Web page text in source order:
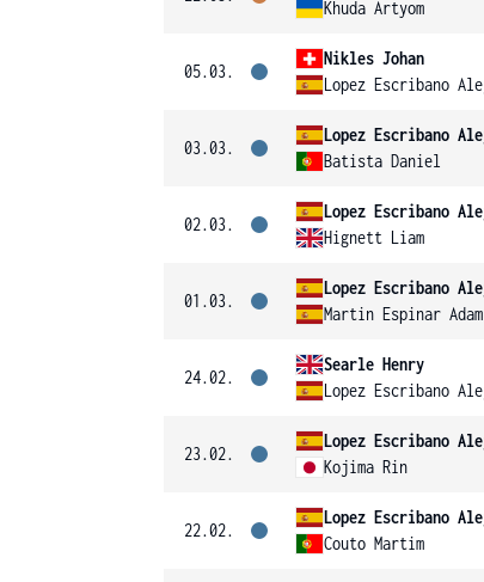
Khuda Artyom
05.03.
Nikles Johan
Lopez Escribano
03.03.
Lopez Escribano
Batista Daniel
02.03.
Lopez Escribano
Hignett Liam
01.03.
Lopez Escribano
Martin Espinar Adam
24.02.
Searle Henry
Lopez Escribano
23.02.
Lopez Escribano
Kojima Rin
22.02.
Lopez Escribano
Couto Martim